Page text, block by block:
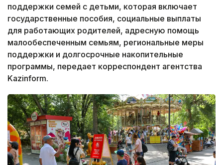
поддержки семей с детьми, которая включает
государственные пособия, социальные выплаты
для работающих родителей, адресную помощь
малообеспеченным семьям, региональные меры
поддержки и долгосрочные накопительные
программы, передает корреспондент агентства
Kazinform.